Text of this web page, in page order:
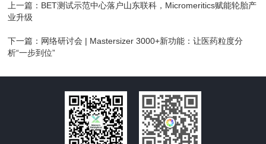
上一篇： BET测试示范中心落户山东联科，Micromeritics赋能轮胎产
业升级
下一篇： 网络研讨会 | Mastersizer 3000+新功能：让医药粒度分
析“一步到位”